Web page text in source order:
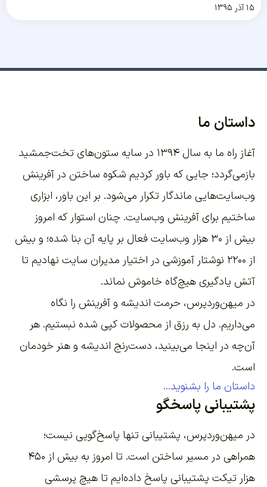
۱۵ آذر ۱۳۹۵
داستان ما
آغاز راه ما به سال ۱۳۹۴ در سایه ستون‌های تخت‌جمشید
بازمی‌گردد؛ جایی که باور کردیم شکوه ساختن در آفرینش
وب‌سایت‌هایی ماندگار تکرار می‌شود. بر این باور، ابزاری
ساختیم برای آفرینش وب‌سایت. چنان استوار که امروز
بیش از ۳۰ هزار وب‌سایت فعال بر پایه آن بنا شده؛ و بیش
از ۲۲۰۰
نوشتار آموزشی در اختیار مدیران سایت نهادیم تا
آتش یادگیری هیچ‌گاه خاموش نماند.
در میهن‌وردپرس، حرمت اندیشه و آفرینش را نگاه
می‌داریم. دل به رزق از محصولات کپی شده نبستیم. هر
آن‌چه در اینجا می‌بینید، دست‌رنج اندیشه و هنر خودمان
است.
داستان ما را بشنوید...
پشتیبانی پاسخگو
در میهن‌وردپرس، پشتیبانی تنها پاسخ‌گویی نیست؛
همراهی در مسیر ساختن است. تا امروز به بیش از ۴۵۰
هزار تیکت پشتیبانی پاسخ داده‌ایم تا هیچ پرسشی